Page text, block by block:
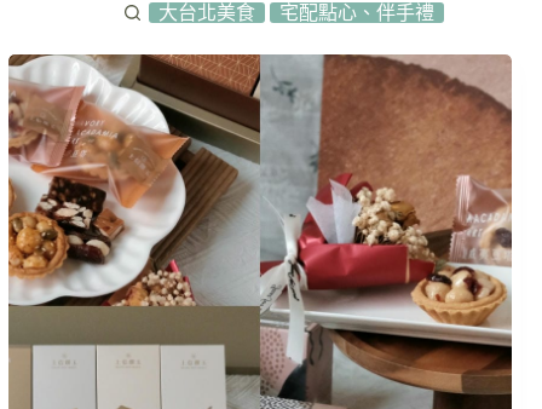
大台北美食
宅配點心、伴手禮